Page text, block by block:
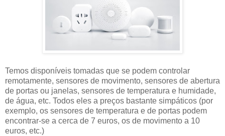
Temos disponíveis tomadas que se podem controlar
remotamente, sensores de movimento, sensores de abertura
de portas ou janelas, sensores de temperatura e humidade,
de água, etc. Todos eles a preços bastante simpáticos (por
exemplo, os sensores de temperatura e de portas podem
encontrar-se a cerca de 7 euros, os de movimento a 10
euros, etc.)